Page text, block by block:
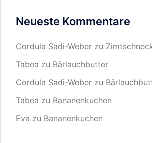
Neueste Kommentare
Cordula Sadi-Weber zu
Tabea zu Bärlauchbutter
Cordula Sadi-Weber zu
Tabea zu Bananenkuchen
Eva zu Bananenkuchen